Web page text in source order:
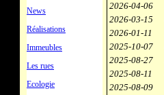
News
Réalisations
Immeubles
Les rues
Ecologie
2026-04-06
2026-03-15
2026-01-11
2025-10-07
2025-08-27
2025-08-11
2025-08-09